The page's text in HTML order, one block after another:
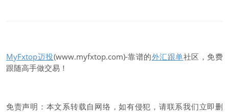
MyFxtop迈投(www.myfxtop.com)-靠谱的外汇跟单社区，免费
跟随高手做交易！
免责声明：本文系转载自网络，如有侵犯，请联系我们立即删